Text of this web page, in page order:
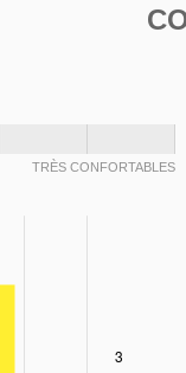
TRÈS CONFORTABLES